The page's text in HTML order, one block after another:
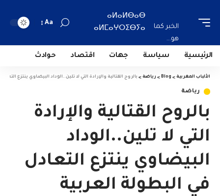
الخبر كما
هو...
ⴰⵍⴰⵍⴱⴰⴱ
ⴰⵍⵎⴰⵖⵔⵉⴱⵢⴰ
Aa
الرئيسية سياسة جهات اقتصاد حوادث
الألباب المغربية >
Blog
> رياضة > بالروح القتالية والإرادة التي لا تلين..الوداد البيضاوي ينتزع
رياضة
بالروح القتالية والإرادة
التي لا تلين..الوداد
البيضاوي ينتزع التعادل
في البطولة العربية